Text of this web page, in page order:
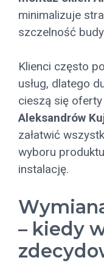
minimalizuje
szczelność
Klienci często
usług, dlatego
cieszą się
Aleksandrów
załatwić
wyboru
instalację.
– kiedy